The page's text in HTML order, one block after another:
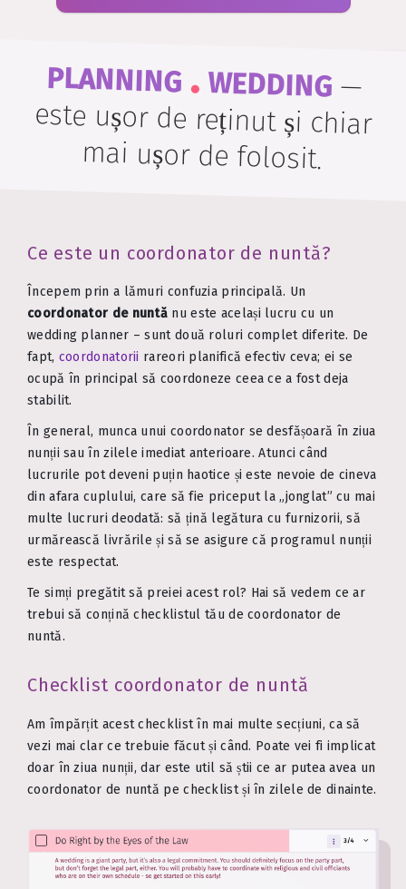
PLANNING . WEDDING—
este ușor de reținut și chiar
mai ușor de folosit.
Ce este un coordonator de nuntă?
Începem prin a lămuri confuzia principală. Un
coordonator de nuntă nu este același lucru cu un
wedding planner – sunt două roluri complet diferite. De
fapt, coordonatorii rareori planifică efectiv ceva; ei se
ocupă în principal să coordoneze ceea ce a fost deja
stabilit.
În general, munca unui coordonator se desfășoară în ziua
nunții sau în zilele imediat anterioare. Atunci când
lucrurile pot deveni puțin haotice și este nevoie de cineva
din afara cuplului, care să fie priceput la „jonglat” cu mai
multe lucruri deodată: să țină legătura cu furnizorii, să
urmărească livrările și să se asigure că programul nunții
este respectat.
Te simți pregătit să preiei acest rol? Hai să vedem ce ar
trebui să conțină checklistul tău de coordonator de
nuntă.
Checklist coordonator de nuntă
Am împărțit acest checklist în mai multe secțiuni, ca să
vezi mai clar ce trebuie făcut și când. Poate vei fi implicat
doar în ziua nunții, dar este util să știi ce ar putea avea un
coordonator de nuntă pe checklist și în zilele de dinainte.